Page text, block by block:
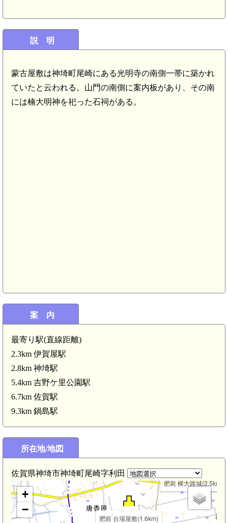
説 明
蒙古屋敷は神埼町尾崎にある光明寺の南側一帯に築かれ
ていたと云われる。山門の南側に案内板があり、その南
には楠大明神を祀った石祠がある。
案 内
最寄り駅(直線距離)
2.3km 伊賀屋駅
2.8km 神埼駅
5.4km 吉野ケ里公園駅
6.7km 佐賀駅
9.3km 鍋島駅
所在地/地図
佐賀県神埼市神埼町尾崎字利田
肥前 台場屋敷(1.6km)
肥前 横大路城(2.5km)
肥前 松崎城(2.7km)
平原城(3.6km)
+
−